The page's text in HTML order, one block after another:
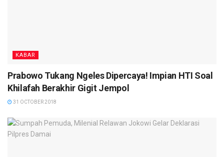
KABAR
Prabowo Tukang Ngeles Dipercaya! Impian HTI Soal
Khilafah Berakhir Gigit Jempol
31 OCTOBER 2018